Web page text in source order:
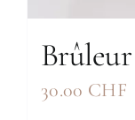
30.00 CHF